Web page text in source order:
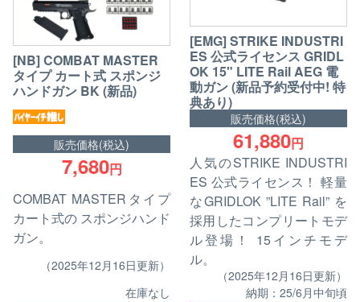
[NB] COMBAT MASTER
タイプ カート式 スポンジ
ハンドガン BK (新品)
販売価格(税込)
7,680円
COMBAT MASTERタイプ
カート式の スポンジハンド
ガン。
（2025年12月16日更新）
在庫なし
[EMG] STRIKE INDUSTRI
ES 公式ライセンス GRIDL
OK 15" LITE Rail AEG 電
動ガン (新品予約受付中! 特
典あり)
販売価格(税込)
61,880円
人気のSTRIKE INDUSTRI
ES 公式ライセンス！ 軽量
なGRIDLOK ”LITE Rail” を
採用したコンプリートモデ
ル登場！ 15インチモデ
ル。
（2025年12月16日更新）
納期：25/6月中旬頃